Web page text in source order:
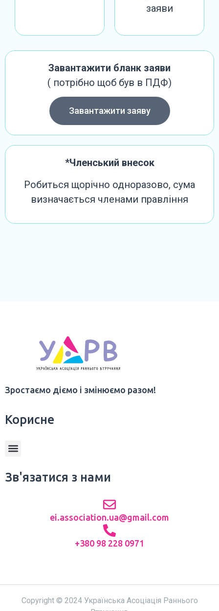
заяви
Завантажити бланк заяви
( потрібно щоб був в ПДФ)
Завантажити заяву
*Членський внесок
Робиться щорічно одноразово, сума
визначається членами правління
Зростаємо діємо і змінюємо разом!
Корисне
Зв'язатися з нами
ei.association.ua@gmail.com
+380 98 228 0971
Copyright © 2024 Українська Асоціація Раннього